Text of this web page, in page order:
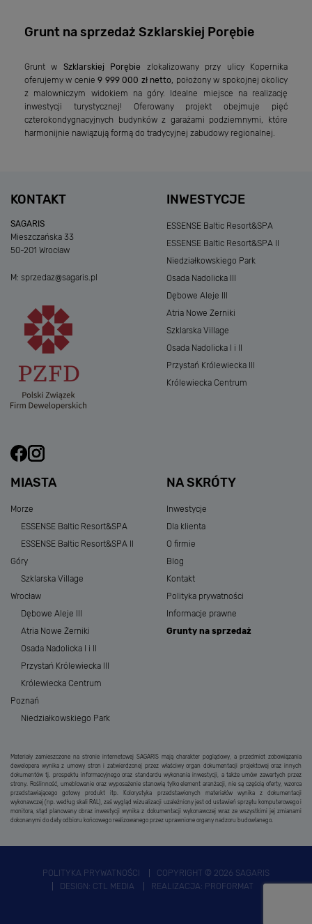
Grunt na sprzedaż Szklarskiej Porębie
Grunt w Szklarskiej Porębie zlokalizowany przy ulicy Kopernika
oferujemy w cenie 9 999 000 zł netto, położony w spokojnej okolicy
z malowniczym widokiem na góry. Idealne miejsce na realizację
inwestycji turystycznej! Oferowany projekt obejmuje pięć
czterokondygnacyjnych budynków z garażami podziemnymi, które
harmonijnie nawiązują formą do tradycyjnej zabudowy regionalnej.
KONTAKT
SAGARIS
Mieszczańska 33
50-201 Wrocław
M: sprzedaz@sagaris.pl
INWESTYCJE
ESSENSE Baltic Resort&SPA
ESSENSE Baltic Resort&SPA II
Niedziałkowskiego Park
Osada Nadolicka III
Dębowe Aleje III
Atria Nowe Żerniki
Szklarska Village
Osada Nadolicka I i II
Przystań Królewiecka III
Królewiecka Centrum
MIASTA
Morze
ESSENSE Baltic Resort&SPA
ESSENSE Baltic Resort&SPA II
Góry
Szklarska Village
Wrocław
Dębowe Aleje III
Atria Nowe Żerniki
Osada Nadolicka I i II
Przystań Królewiecka III
Królewiecka Centrum
Poznań
Niedziałkowskiego Park
NA SKRÓTY
Inwestycje
Dla klienta
O firmie
Blog
Kontakt
Polityka prywatności
Informacje prawne
Grunty na sprzedaż
Materiały zamieszczone na stronie internetowej SAGARIS mają charakter poglądowy, a przedmiot zobowiązania
dewelopera wynika z umowy stron i zatwierdzonej przez właściwy organ dokumentacji projektowej oraz innych
dokumentów tj. prospektu informacyjnego oraz standardu wykonania inwestycji, a także umów zawartych przez
strony. Roślinność, umeblowanie oraz wyposażenie stanowią tylko element aranżacji, nie są częścią oferty, wzorca
przedstawiającego gotowy produkt itp. Kolorystyka przedstawionych materiałów wynika z dokumentacji
wykonawczej (np. według skali RAL), zaś wygląd wizualizacji uzależniony jest od ustawień sprzętu komputerowego i
monitora, stąd planowany obraz inwestycji wynika z dokumentacji wykonawczej wraz ze wszystkimi jej zmianami
dokonanymi do daty odbioru końcowego realizowanego przez uprawnione organy nadzoru budowlanego.
POLITYKA PRYWATNOŚCI
COPYRIGHT © 2026 SAGARIS
DESIGN: CTL MEDIA REALIZACJA: PROFORMAT